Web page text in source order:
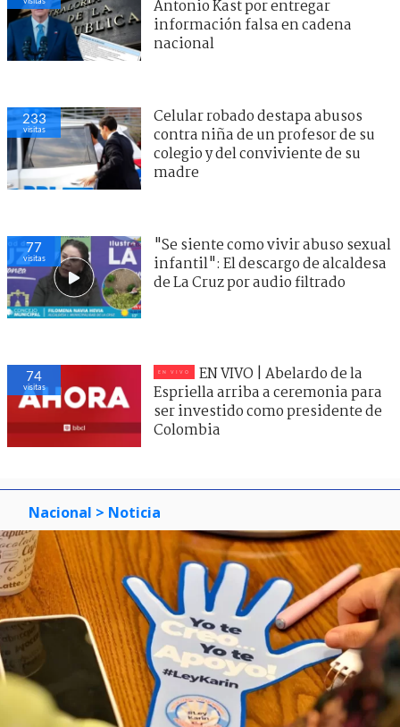
Antonio Kast por entregar
información falsa en cadena
nacional
233
visitas
Celular robado destapa abusos
contra niña de un profesor de su
colegio y del conviviente de su
madre
77
visitas
"Se siente como vivir abuso sexual
infantil": El descargo de alcaldesa
de La Cruz por audio filtrado
74
visitas
EN VIVO | Abelardo de la
Espriella arriba a ceremonia para
ser investido como presidente de
Colombia
Nacional > Noticia